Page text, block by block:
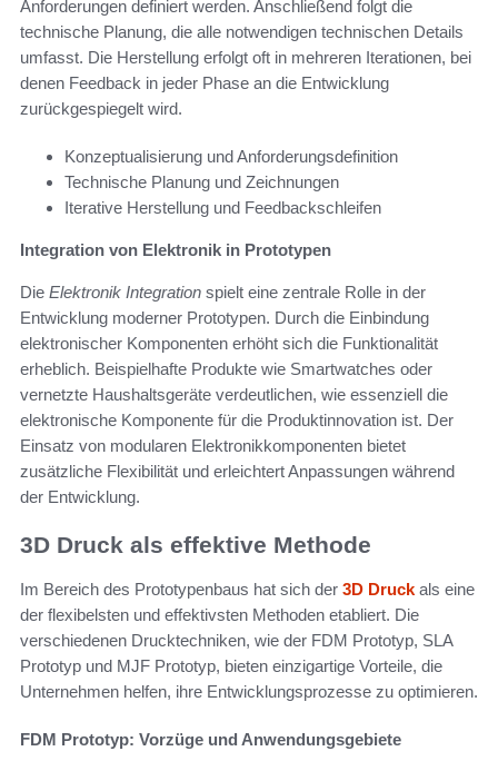
Anforderungen definiert werden. Anschließend folgt die
technische Planung, die alle notwendigen technischen Details
umfasst. Die Herstellung erfolgt oft in mehreren Iterationen, bei
denen Feedback in jeder Phase an die Entwicklung
zurückgespiegelt wird.
Konzeptualisierung und Anforderungsdefinition
Technische Planung und Zeichnungen
Iterative Herstellung und Feedbackschleifen
Integration von Elektronik in Prototypen
Die Elektronik Integration spielt eine zentrale Rolle in der
Entwicklung moderner Prototypen. Durch die Einbindung
elektronischer Komponenten erhöht sich die Funktionalität
erheblich. Beispielhafte Produkte wie Smartwatches oder
vernetzte Haushaltsgeräte verdeutlichen, wie essenziell die
elektronische Komponente für die Produktinnovation ist. Der
Einsatz von modularen Elektronikkomponenten bietet
zusätzliche Flexibilität und erleichtert Anpassungen während
der Entwicklung.
3D Druck als effektive Methode
Im Bereich des Prototypenbaus hat sich der 3D Druckals eine
der flexibelsten und effektivsten Methoden etabliert. Die
verschiedenen Drucktechniken, wie der FDM Prototyp, SLA
Prototyp und MJF Prototyp, bieten einzigartige Vorteile, die
Unternehmen helfen, ihre Entwicklungsprozesse zu optimieren.
FDM Prototyp: Vorzüge und Anwendungsgebiete